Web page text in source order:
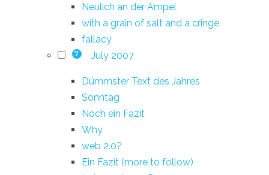
Neulich an der Ampel
with a grain of salt and a cringe
fallacy
7 July 2007
Dümmster Text des Jahres
Sonntag
Noch ein Fazit
Why
web 2.0?
Ein Fazit (more to follow)